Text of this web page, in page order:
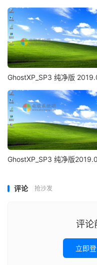
GhostXP_SP3 纯净版
GhostXP_SP3 纯净版
评论 抢沙发
评论
立即